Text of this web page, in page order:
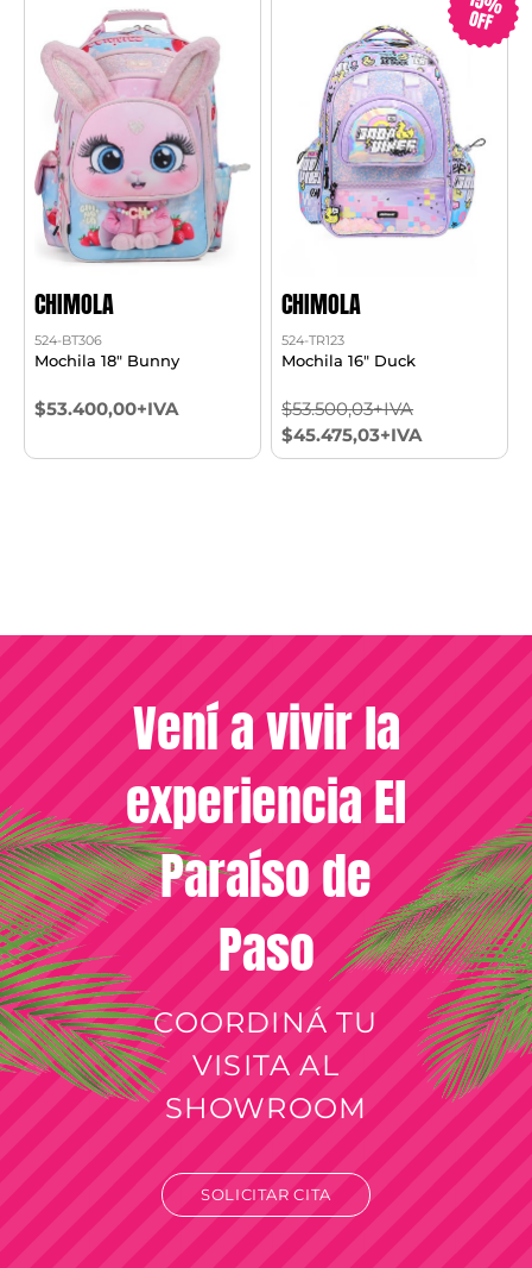
CHIMOLA
524-BT306
Mochila 18" Bunny
$53.400,00+IVA
OFF
CHIMOLA
524-TR123
Mochila 16" Duck
$53.500,03+IVA
$45.475,03+IVA
Vení a vivir la
experiencia El
Paraíso de
Paso
COORDINÁ TU
VISITA AL
SHOWROOM
SOLICITAR CITA